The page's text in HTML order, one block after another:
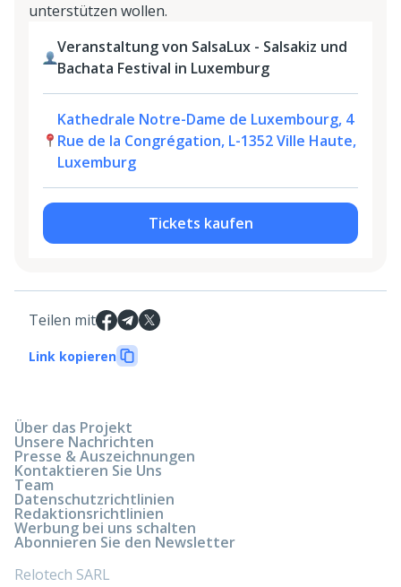
unterstützen wollen.
Veranstaltung von SalsaLux - Salsakiz und
Bachata Festival in Luxemburg
Kathedrale Notre-Dame de Luxembourg, 4
Rue de la Congrégation, L-1352 Ville Haute,
Luxemburg
Tickets kaufen
Teilen mit
Link kopieren
Über das Projekt
Unsere Nachrichten
Presse & Auszeichnungen
Kontaktieren Sie Uns
Team
Datenschutzrichtlinien
Redaktionsrichtlinien
Werbung bei uns schalten
Abonnieren Sie den Newsletter
Relotech SARL